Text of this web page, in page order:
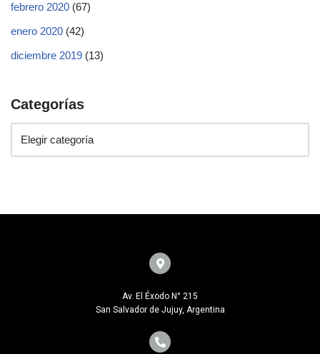
febrero 2020 (67)
enero 2020 (42)
diciembre 2019 (13)
Categorías
Av. El Éxodo N° 215
San Salvador de Jujuy, Argentina